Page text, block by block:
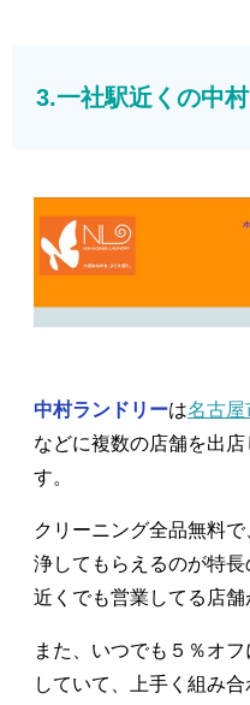
3.一社駅近くの中
中村ランドリーは名古屋
などに複数の店舗を出
す。
クリーニング全品無料
浄してもらえるのが特
近くでも営業してる店舗
また、いつでも５％オ
していて、上手く組み